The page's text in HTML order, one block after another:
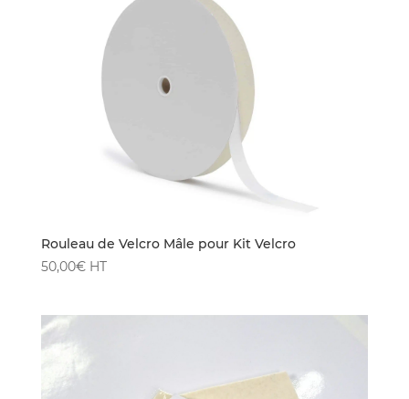
Rouleau de Velcro Mâle pour Kit Velcro
50,00€ HT